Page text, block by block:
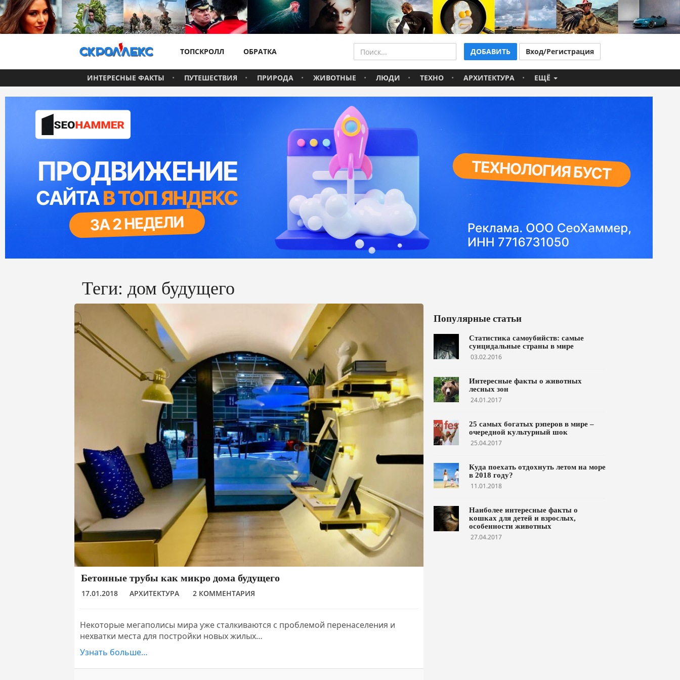
ДОБАВИТЬ Вход/Регистрация
ТОПСКРОЛЛ ОБРАТКА
ИНТЕРЕСНЫЕ ФАКТЫ ПУТЕШЕСТВИЯ ПРИРОДА ЖИВОТНЫЕ ЛЮДИ ТЕХНО АРХИТЕКТУРА ЕЩЁ
Теги: дом будущего
Бетонные трубы как микро дома будущего
17.01.2018 АРХИТЕКТУРА 2 КОММЕНТАРИЯ
Некоторые мегаполисы мира уже сталкиваются с проблемой перенаселения и
нехватки места для постройки новых жилых…
Узнать больше…
Популярные статьи
Статистика самоубийств: самые
суицидальные страны в мире
03.02.2016
Интересные факты о животных
лесных зон
24.01.2017
25 самых богатых рэперов в мире –
очередной культурный шок
25.04.2017
Куда поехать отдохнуть летом на море
в 2018 году?
11.01.2018
Наиболее интересные факты о
кошках для детей и взрослых,
особенности животных
27.04.2017